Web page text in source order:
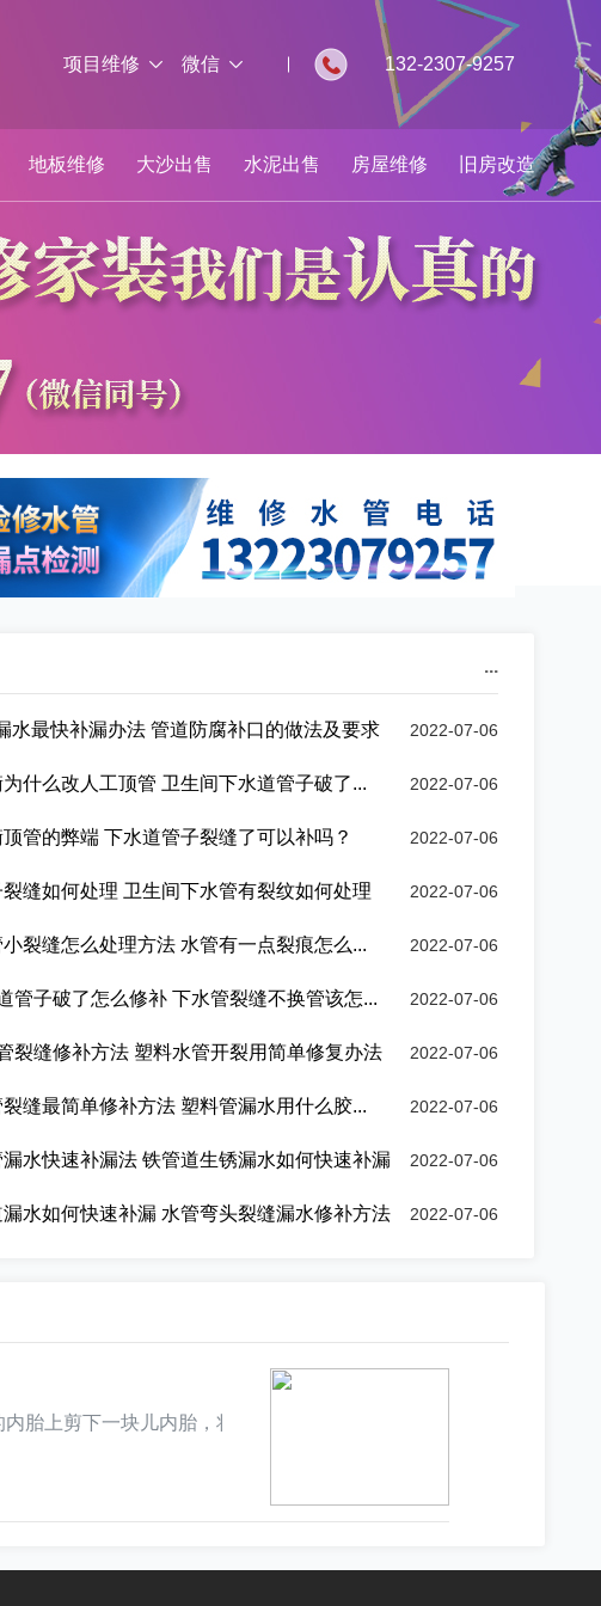
项目维修 微信 132-2307-9257
地板维修 大沙出售 水泥出售 房屋维修 旧房改造
...
水最快补漏办法 管道防腐补口的做法及要求 2022-07-06
什么改人工顶管 卫生间下水道管子破了... 2022-07-06
管的弊端 下水道管子裂缝了可以补吗？ 2022-07-06
缝如何处理 卫生间下水管有裂纹如何处理 2022-07-06
裂缝怎么处理方法 水管有一点裂痕怎么... 2022-07-06
管子破了怎么修补 下水管裂缝不换管该怎... 2022-07-06
裂缝修补方法 塑料水管开裂用简单修复办法 2022-07-06
缝最简单修补方法 塑料管漏水用什么胶... 2022-07-06
水快速补漏法 铁管道生锈漏水如何快速补漏 2022-07-06
水如何快速补漏 水管弯头裂缝漏水修补方法 2022-07-06
胎上剪下一块儿内胎，将内胎紧紧